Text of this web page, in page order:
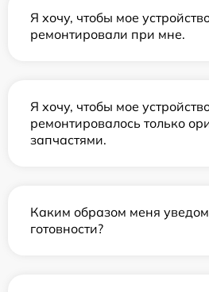
Я хочу, чтобы мое
ремонтировали при мне.
Я хочу, чтобы мое
ремонтировалось только
запчастями.
Каким образом меня
готовности?